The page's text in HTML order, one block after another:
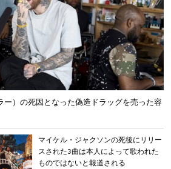
ー）の死因となった偽造ドラッグを売った容
マイケル・ジャクソンの死後にリリー
スされた3曲は本人によって歌われた
ものではないと報道される